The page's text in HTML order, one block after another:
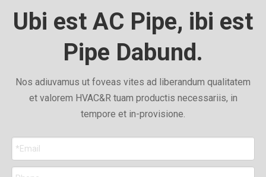
Ubi est AC Pipe, ibi est
Pipe Dabund.
Nos adiuvamus ut foveas vites ad liberandum qualitatem
et valorem HVAC&R tuam productis necessariis, in
tempore et in-provisione.